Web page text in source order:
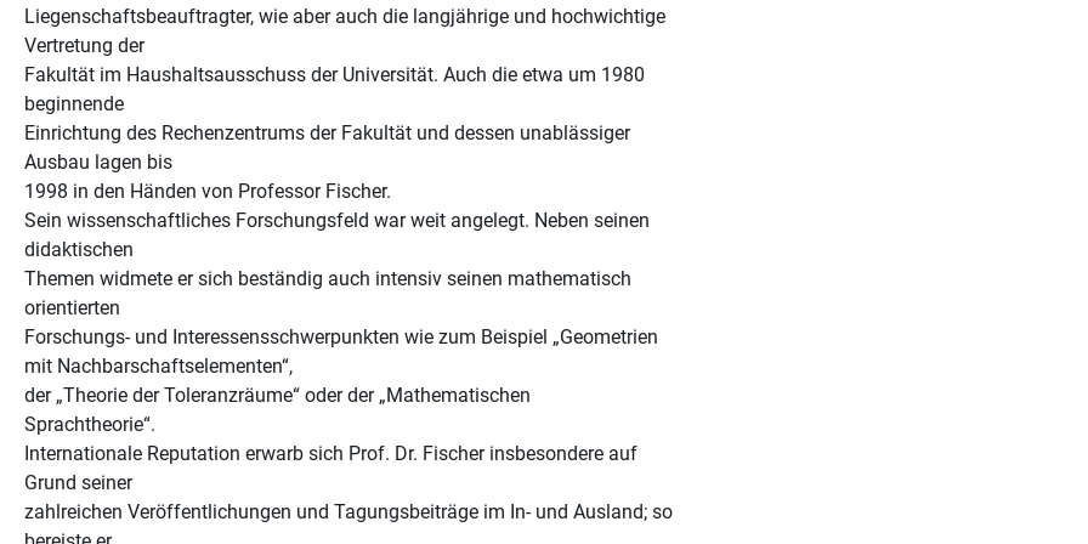
Liegenschaftsbeauftragter, wie aber auch die langjährige und hochwichtige
Vertretung der
Fakultät im Haushaltsausschuss der Universität. Auch die etwa um 1980
beginnende
Einrichtung des Rechenzentrums der Fakultät und dessen unablässiger
Ausbau lagen bis
1998 in den Händen von Professor Fischer.
Sein wissenschaftliches Forschungsfeld war weit angelegt. Neben seinen
didaktischen
Themen widmete er sich beständig auch intensiv seinen mathematisch
orientierten
Forschungs- und Interessensschwerpunkten wie zum Beispiel „Geometrien
mit Nachbarschaftselementen“,
der „Theorie der Toleranzräume“ oder der „Mathematischen
Sprachtheorie“.
Internationale Reputation erwarb sich Prof. Dr. Fischer insbesondere auf
Grund seiner
zahlreichen Veröffentlichungen und Tagungsbeiträge im In- und Ausland; so